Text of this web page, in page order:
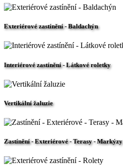
Exteriérové zastínění - Baldachýn
Interiérové zastínění - Látkové roletky
Vertikální žaluzie
Zastínění - Exteriérové - Terasy - Markýzy